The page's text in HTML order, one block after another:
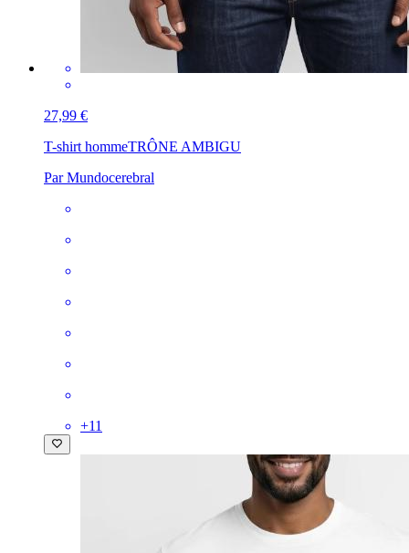
27,99 €
T-shirt hommeTRÔNE AMBIGU
Par Mundocerebral
+11